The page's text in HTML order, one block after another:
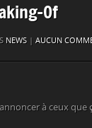
Of
NEWS AUCUN
à ceux